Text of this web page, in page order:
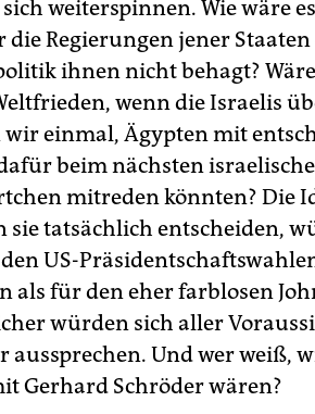
weiterspinnen. Wie wäre
Regierungen jener
ihnen nicht behagt?
wenn die Israelis
wir einmal, Ägypten mit
beim nächsten
mitreden könnten? Die
sie tatsächlich entscheiden,
US-
für den eher farblosen
würden sich aller
aussprechen. Und wer weiß,
Gerhard Schröder wären?